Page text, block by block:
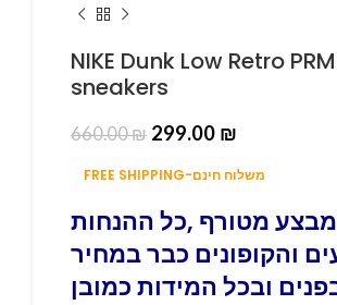
NIKE Dunk Low Retro PRM
sneakers
660.00₪ 299.00 ₪
FREE SHIPPING-משלוח חינם
מבצע מטורף ,כל ההנחות
והקופונים כבר במחיר
ובכל המידות כמובן